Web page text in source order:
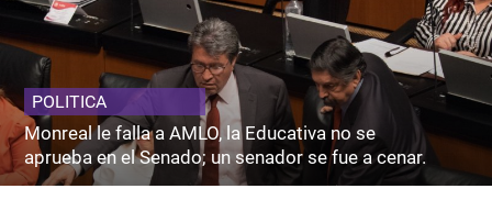
POLITICA
Monreal le falla a AMLO, la Educativa no se
aprueba en el Senado; un senador se fue a cenar.